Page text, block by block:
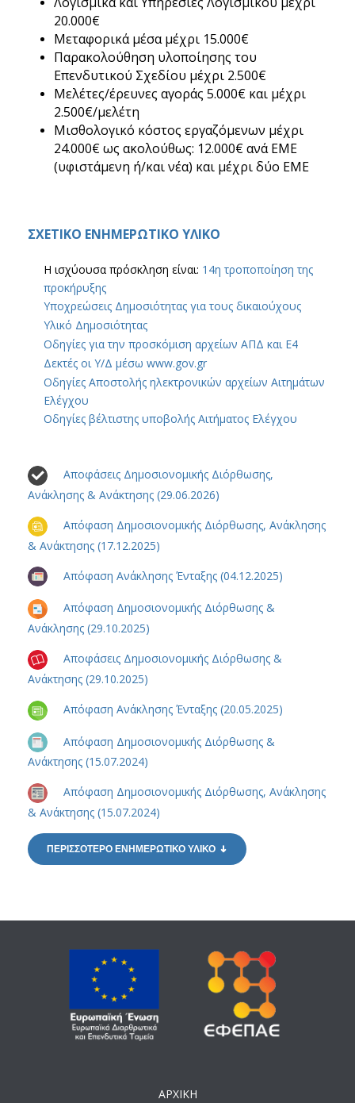
20.000€
Μεταφορικά μέσα μέχρι 15.000€
Παρακολούθηση υλοποίησης του
Επενδυτικού Σχεδίου μέχρι 2.500€
Μελέτες/έρευνες αγοράς 5.000€ και μέχρι
2.500€/μελέτη
Μισθολογικό κόστος εργαζόμενων μέχρι
24.000€ ως ακολούθως: 12.000€ ανά ΕΜΕ
(υφιστάμενη ή/και νέα) και μέχρι δύο ΕΜΕ
ΣΧΕΤΙΚΟ ΕΝΗΜΕΡΩΤΙΚΟ ΥΛΙΚΟ
Η ισχύουσα πρόσκληση είναι: 14η τροποποίηση της
προκήρυξης
Υποχρεώσεις Δημοσιότητας για τους δικαιούχους
Υλικό Δημοσιότητας
Οδηγίες για την προσκόμιση αρχείων ΑΠΔ και Ε4
Δεκτές οι Υ/Δ μέσω www.gov.gr
Οδηγίες Αποστολής ηλεκτρονικών αρχείων Αιτημάτων
Ελέγχου
Οδηγίες βέλτιστης υποβολής Αιτήματος Ελέγχου
Αποφάσεις Δημοσιονομικής Διόρθωσης,
Ανάκλησης & Ανάκτησης (29.06.2026)
Απόφαση Δημοσιονομικής Διόρθωσης, Ανάκλησης
& Ανάκτησης (17.12.2025)
Απόφαση Ανάκλησης Ένταξης (04.12.2025)
Απόφαση Δημοσιονομικής Διόρθωσης &
Ανάκλησης (29.10.2025)
Αποφάσεις Δημοσιονομικής Διόρθωσης &
Ανάκτησης (29.10.2025)
Απόφαση Ανάκλησης Ένταξης (20.05.2025)
Απόφαση Δημοσιονομικής Διόρθωσης &
Ανάκτησης (15.07.2024)
Απόφαση Δημοσιονομικής Διόρθωσης, Ανάκλησης
& Ανάκτησης (15.07.2024)
ΠΕΡΙΣΣΟΤΕΡΟ ΕΝΗΜΕΡΩΤΙΚΟ ΥΛΙΚΟ
ΑΡΧΙΚΗ